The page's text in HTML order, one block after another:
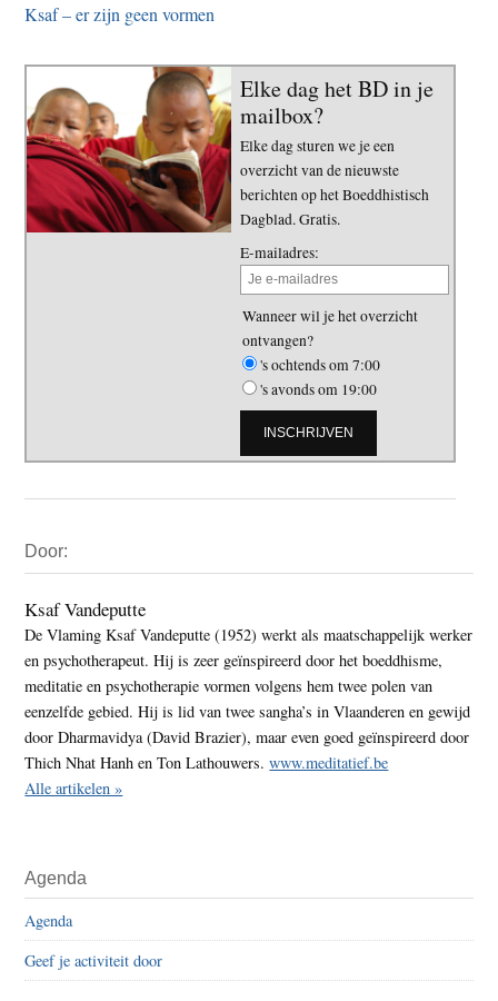
Ksaf – er zijn geen vormen
Elke dag het BD in je
mailbox?
Elke dag sturen we je een
overzicht van de nieuwste
berichten op het Boeddhistisch
Dagblad. Gratis.
E-mailadres:
Wanneer wil je het overzicht
ontvangen?
's ochtends om 7:00
's avonds om 19:00
Sidebar
Door:
Ksaf Vandeputte
De Vlaming Ksaf Vandeputte (1952) werkt als maatschappelijk werker
en psychotherapeut. Hij is zeer geïnspireerd door het boeddhisme,
meditatie en psychotherapie vormen volgens hem twee polen van
eenzelfde gebied. Hij is lid van twee sangha’s in Vlaanderen en gewijd
door Dharmavidya (David Brazier), maar even goed geïnspireerd door
Thich Nhat Hanh en Ton Lathouwers.www.meditatief.be
Alle artikelen »
Agenda
Agenda
Geef je activiteit door